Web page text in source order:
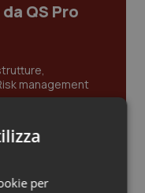
QS Pro
management
resistente:
innovative
per